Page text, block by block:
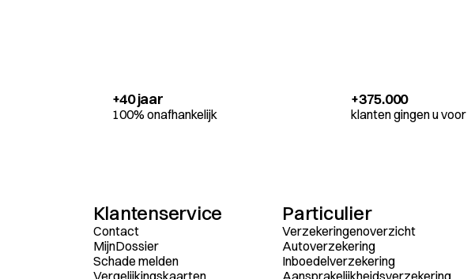
+40 jaar
100% onafhankelijk
+375.000
klanten gingen u voor
Klantenservice
Contact
MijnDossier
Schade melden
Vergelijkingskaarten
Particulier
Verzekeringenoverzicht
Autoverzekering
Inboedelverzekering
Aansprakelijkheidsverzekering